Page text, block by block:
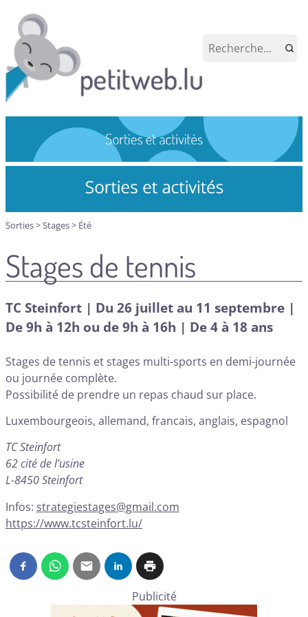
Sorties>Stages> Été
Stages de tennis
TC Steinfort | Du 26 juillet au 11 septembre |
De 9h à 12h ou de 9h à 16h | De 4 à 18 ans
Stages de tennis et stages multi-sports en demi-journée
ou journée complète.
Possibilité de prendre un repas chaud sur place.
Luxembourgeois, allemand, francais, anglais, espagnol
TC Steinfort
62 cité de l’usine
L-8450 Steinfort
Infos: strategiestages@gmail.com
https://www.tcsteinfort.lu/
Publicité